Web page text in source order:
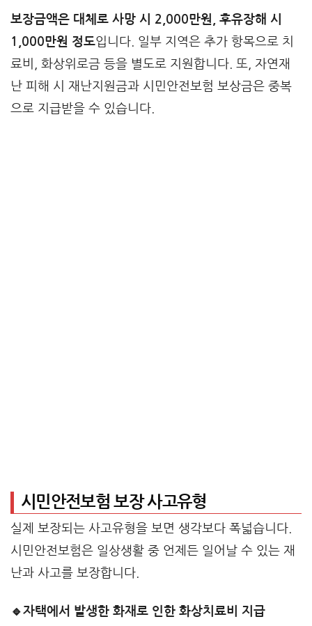
보장금액은 대체로 사망 시 2,000만원, 후유장해 시
1,000만원 정도입니다. 일부 지역은 추가 항목으로 치
료비, 화상위로금 등을 별도로 지원합니다. 또, 자연재
난 피해 시 재난지원금과 시민안전보험 보상금은 중복
으로 지급받을 수 있습니다.
시민안전보험 보장 사고유형
실제 보장되는 사고유형을 보면 생각보다 폭넓습니다.
시민안전보험은 일상생활 중 언제든 일어날 수 있는 재
난과 사고를 보장합니다.
🔹자택에서 발생한 화재로 인한 화상치료비 지급